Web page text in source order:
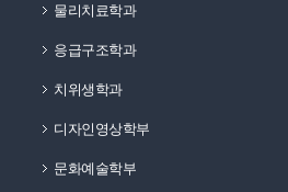
물리치료학과
응급구조학과
치위생학과
디자인영상학부
문화예술학부